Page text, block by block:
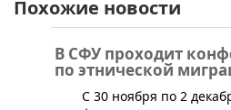
Похожие новости
В СФУ проходит
по этнической
С 30 ноября по 2